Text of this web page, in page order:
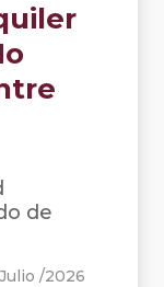
de
/2026